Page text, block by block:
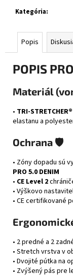
Kategória:
Popis
POPIS
Materiál
• TRI-
elastanu a
Ochrana 🛡️
• Zóny dopadu sú
PRO 5.0 DENIM
• CE Level 2
• Výškovo
• CE certifikované
• 2 predné a 2
• Stretch vrstva v
• Dvojité pútka na
• Zvýšený pás pre
€314